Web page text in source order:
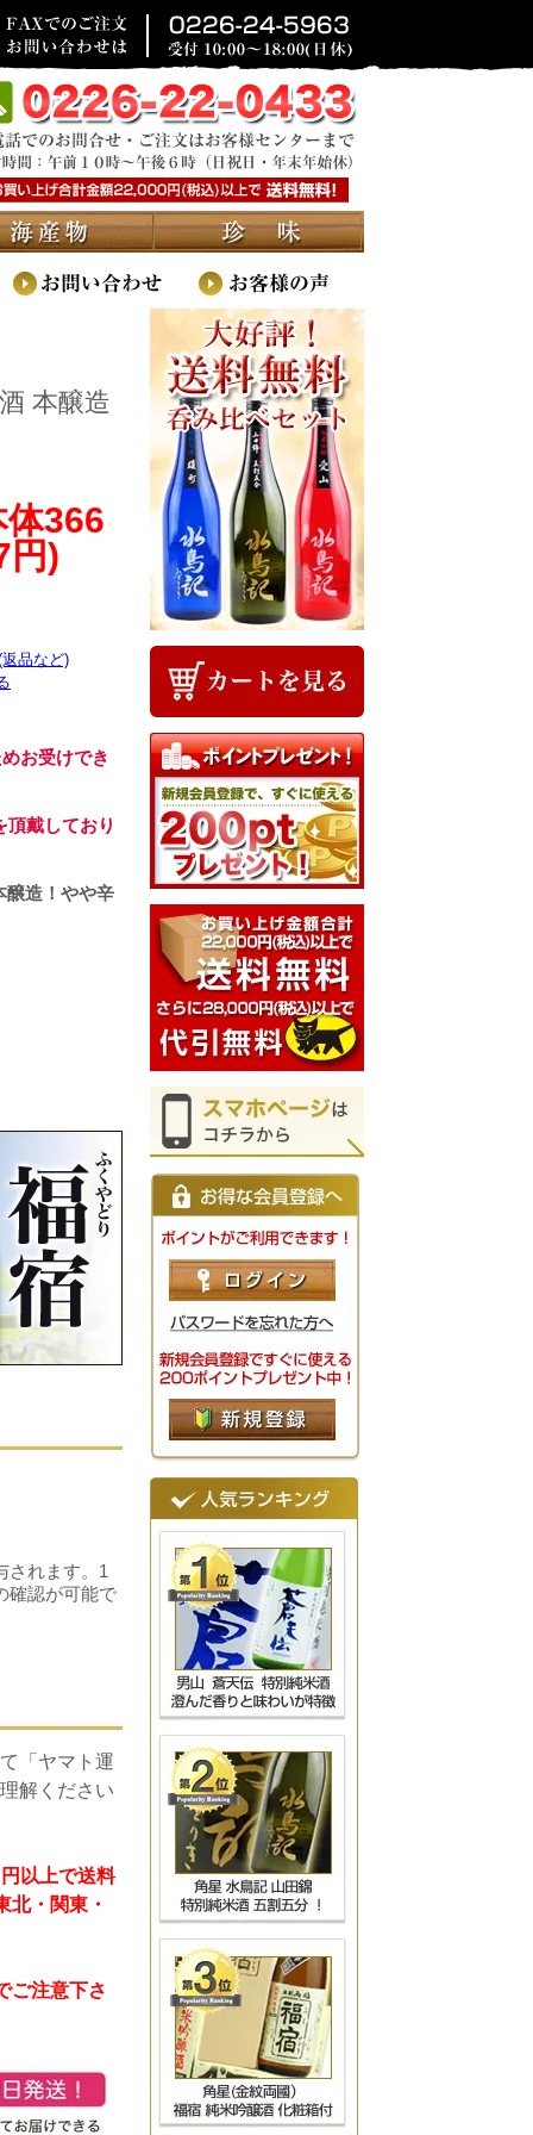
本醸造
366
円)
品など)
お受けでき
戴しており
醸造！やや辛
されます。1
確認が可能で
「ヤマト運
解ください
以上で送料
・関東・
ご注意下さ